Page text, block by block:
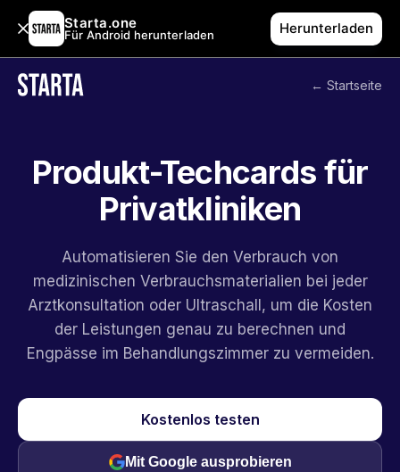
Starta.one
Für Android herunterladen Herunterladen
← Startseite
Produkt-Techcards für
Privatkliniken
Automatisieren Sie den Verbrauch von
medizinischen Verbrauchsmaterialien bei jeder
Arztkonsultation oder Ultraschall, um die Kosten
der Leistungen genau zu berechnen und
Engpässe im Behandlungszimmer zu vermeiden.
Kostenlos testen
Mit Google ausprobieren